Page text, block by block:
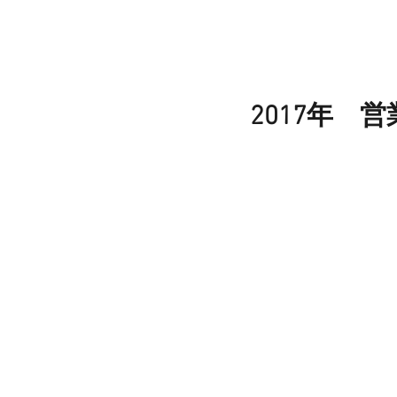
2017年 営